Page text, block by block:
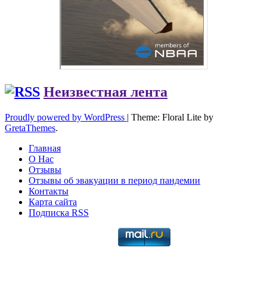
Неизвестная лента
Proudly powered by WordPress | Theme: Floral Lite by
GretaThemes.
Главная
О Нас
Отзывы
Отзывы об эвакуации в период пандемии
Контакты
Карта сайта
Подписка RSS